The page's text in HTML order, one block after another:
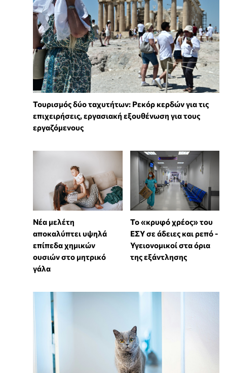
Τουρισμός δύο ταχυτήτων: Ρεκόρ κερδών για τις
επιχειρήσεις, εργασιακή εξουθένωση για τους
εργαζόμενους
Νέα μελέτη
αποκαλύπτει υψηλά
επίπεδα χημικών
ουσιών στο μητρικό
γάλα
Το «κρυφό χρέος» του
ΕΣΥ σε άδειες και ρεπό -
Υγειονομικοί στα όρια
της εξάντλησης